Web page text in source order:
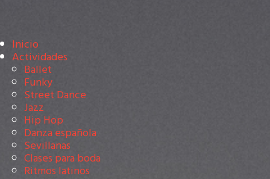
Inicio
Actividades
Ballet
Funky
Street Dance
Jazz
Hip Hop
Danza española
Sevillanas
Clases para boda
Ritmos latinos